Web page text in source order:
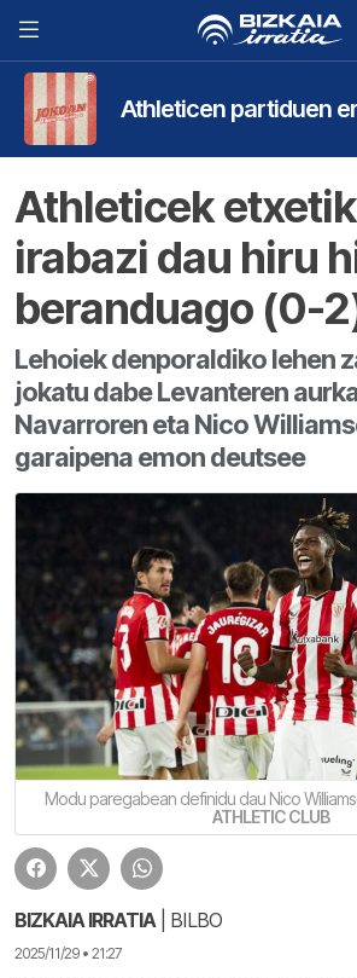
Athleticen partiduen
Athleticek
irabazi dau hiru
beranduago (0-
Lehoiek denporaldiko lehen
jokatu dabe Levanteren
Navarroren eta Nico
garaipena emon deutsee
Modu paregabean definidu dau Nico
ATHLETIC CLUB
BIZKAIA IRRATIA| BILBO
2025/11/29 • 21:27